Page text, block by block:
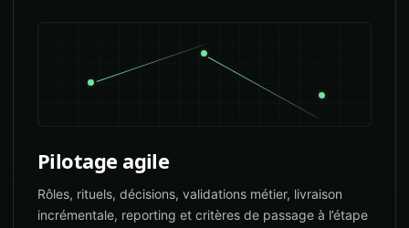
Pilotage agile
Rôles, rituels, décisions, validations métier, livraison
incrémentale, reporting et critères de passage à l’étape